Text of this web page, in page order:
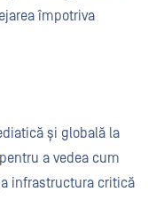
împotriva
și globală la
pentru a vedea cum
infrastructura critică